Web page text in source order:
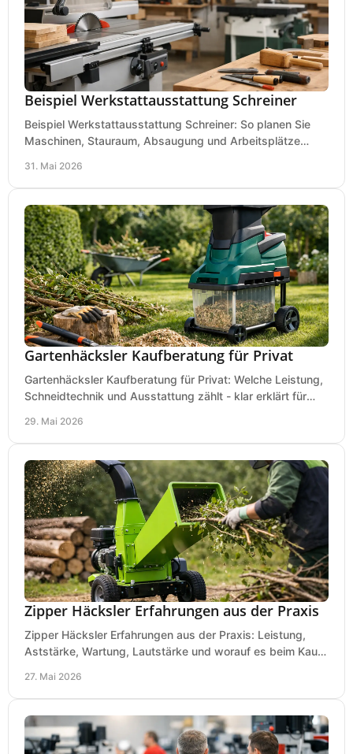
Beispiel Werkstattausstattung Schreiner
Beispiel Werkstattausstattung Schreiner: So planen Sie
Maschinen, Stauraum, Absaugung und Arbeitsplätze
31. Mai 2026
Gartenhäcksler Kaufberatung für Privat
Gartenhäcksler Kaufberatung für Privat: Welche Leistung,
Schneidtechnik und Ausstattung zählt - klar erklärt für
29. Mai 2026
Zipper Häcksler Erfahrungen aus der Praxis
Zipper Häcksler Erfahrungen aus der Praxis: Leistung,
Aststärke, Wartung, Lautstärke und worauf es beim Kauf
27. Mai 2026